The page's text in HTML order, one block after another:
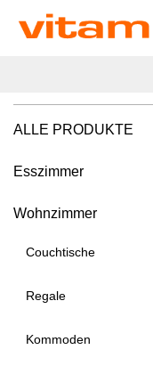
ALLE PRODUKTE
Esszimmer
Wohnzimmer
Couchtische
Regale
Kommoden